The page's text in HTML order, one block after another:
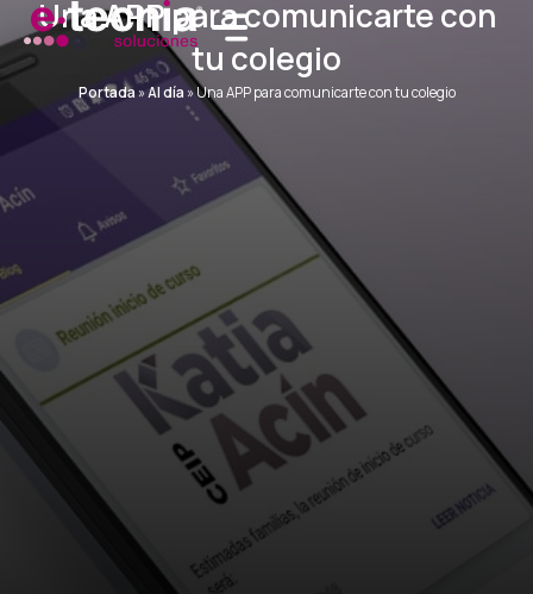
al
contenido
Una APP para comunicarte con
tu colegio
Portada»Al día »Una APP para comunicarte con tu colegio